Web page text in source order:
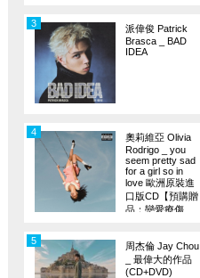
派偉俊 Patrick
Brasca _ BAD
IDEA
3
奧莉維亞 Olivia
Rodrigo _ you
seem pretty sad
for a girl so in
love 歐洲原裝進
口版CD【預購贈
品：戀愛療傷
4
周杰倫 Jay Chou
_ 最偉大的作品
(CD+DVD)
5